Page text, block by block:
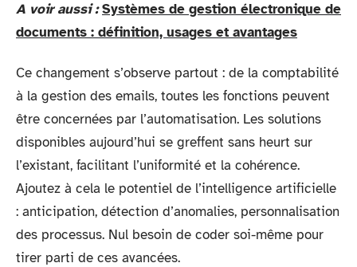
A voir aussi : Systèmes de gestion électronique de
documents : définition, usages et avantages
Ce changement s’observe partout : de la comptabilité
à la gestion des emails, toutes les fonctions peuvent
être concernées par l’automatisation. Les solutions
disponibles aujourd’hui se greffent sans heurt sur
l’existant, facilitant l’uniformité et la cohérence.
Ajoutez à cela le potentiel de l’intelligence artificielle
: anticipation, détection d’anomalies, personnalisation
des processus. Nul besoin de coder soi-même pour
tirer parti de ces avancées.